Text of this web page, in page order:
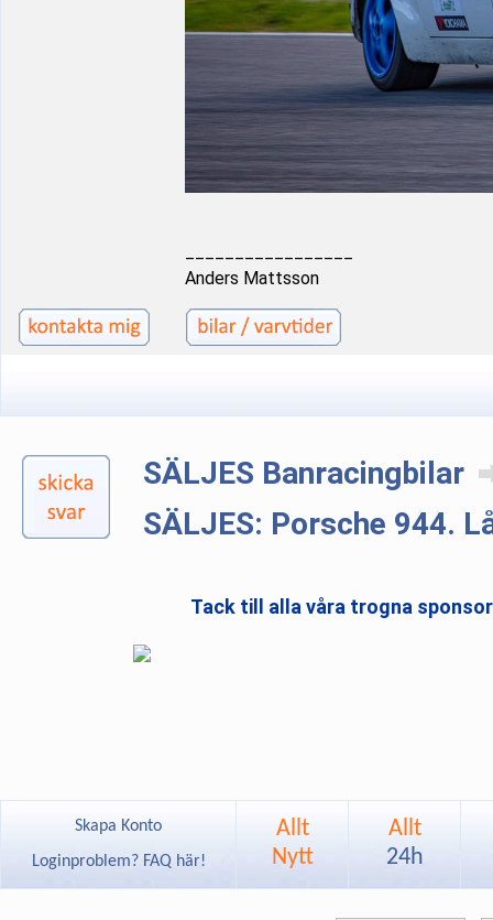
Anders Mattsson
SÄLJES Banracingbilar
SÄLJES: Porsche 944.
Tack till alla våra trogna
Skapa Konto
Loginproblem? FAQ här!
Allt
Nytt
Allt
24h